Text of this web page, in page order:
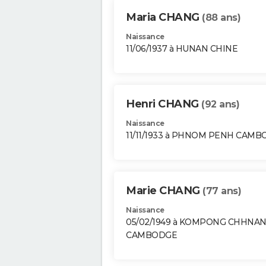
Maria CHANG (88 ans)
Naissance
11/06/1937 à HUNAN CHINE
Henri CHANG (92 ans)
Naissance
11/11/1933 à PHNOM PENH
Marie CHANG (77 ans)
Naissance
05/02/1949 à KOMPONG
CAMBODGE